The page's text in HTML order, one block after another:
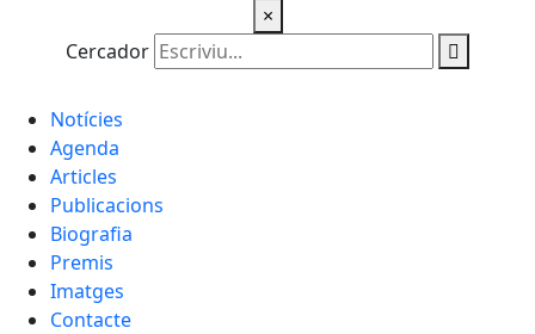
×
Cercador
Notícies
Agenda
Articles
Publicacions
Biografia
Premis
Imatges
Contacte